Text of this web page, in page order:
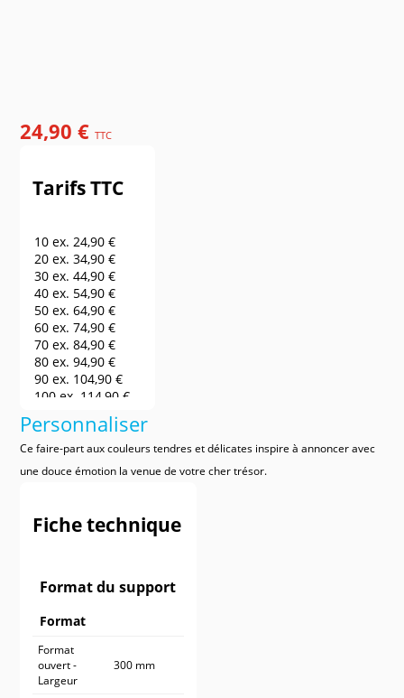
24,90 €TTC
Tarifs TTC
10 ex.24,90 €
20 ex.34,90 €
30 ex.44,90 €
40 ex. 54,90 €
50 ex.64,90 €
60 ex.74,90 €
70 ex.84,90 €
80 ex.94,90 €
90 ex. 104,90 €
100 ex. 114,90 €
164,90 €
200 ex.214,90 €
250 ex.264,90 €
300 ex. 314,90 €
600 ex.
464,90 €
700 ex.514,90 €
1 000 ex.664,90 €
Personnaliser
Ce faire-part aux couleurs tendres et délicates inspire à annoncer avec
une douce émotion la venue de votre cher trésor.
Fiche technique
Format du support
Format
Format
ouvert -
Largeur
300 mm